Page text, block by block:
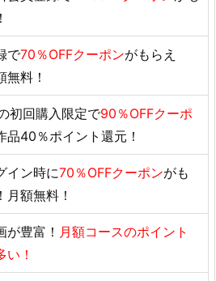
で70％OFFクーポンがもらえ
無料！
初回購入限定で90％OFFクーポ
品40％ポイント還元！
イン時に70％OFFクーポンがも
月額無料！
が豊富！ 月額コースのポイント
い！